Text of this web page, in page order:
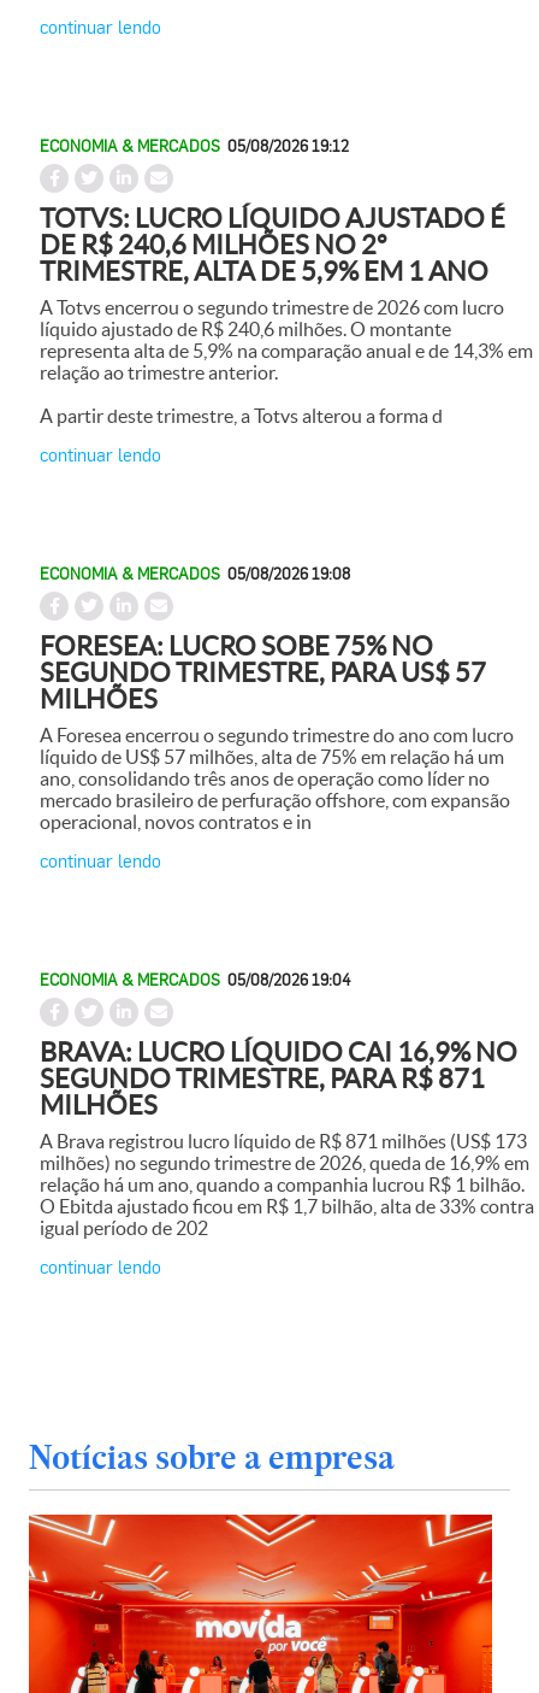
continuar lendo
ECONOMIA & MERCADOS 05/08/2026 19:12
TOTVS: LUCRO LÍQUIDO AJUSTADO É
DE R$ 240,6 MILHÕES NO 2º
TRIMESTRE, ALTA DE 5,9% EM 1 ANO
A Totvs encerrou o segundo trimestre de 2026 com lucro
líquido ajustado de R$ 240,6 milhões. O montante
representa alta de 5,9% na comparação anual e de 14,3% em
relação ao trimestre anterior.
A partir deste trimestre, a Totvs alterou a forma d
continuar lendo
ECONOMIA & MERCADOS 05/08/2026 19:08
FORESEA: LUCRO SOBE 75% NO
SEGUNDO TRIMESTRE, PARA US$ 57
MILHÕES
A Foresea encerrou o segundo trimestre do ano com lucro
líquido de US$ 57 milhões, alta de 75% em relação há um
ano, consolidando três anos de operação como líder no
mercado brasileiro de perfuração offshore, com expansão
operacional, novos contratos e in
continuar lendo
ECONOMIA & MERCADOS 05/08/2026 19:04
BRAVA: LUCRO LÍQUIDO CAI 16,9% NO
SEGUNDO TRIMESTRE, PARA R$ 871
MILHÕES
A Brava registrou lucro líquido de R$ 871 milhões (US$ 173
milhões) no segundo trimestre de 2026, queda de 16,9% em
relação há um ano, quando a companhia lucrou R$ 1 bilhão.
O Ebitda ajustado ficou em R$ 1,7 bilhão, alta de 33% contra
igual período de 202
continuar lendo
Notícias sobre a empresa